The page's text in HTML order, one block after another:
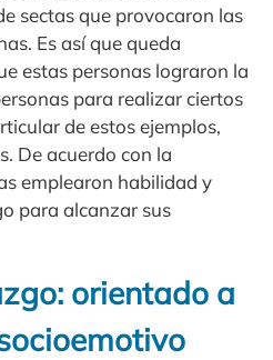
sectas que provocaron las
Es así que queda
estas personas lograron la
para realizar ciertos
de estos ejemplos,
De acuerdo con la
emplearon habilidad y
para alcanzar sus
orientado a